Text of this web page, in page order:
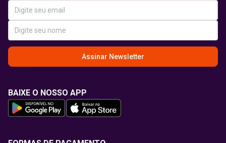
Assinar Newsletter
BAIXE O NOSSO APP